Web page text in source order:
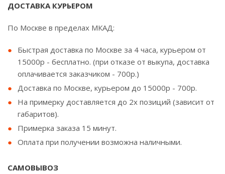
ДОСТАВКА КУРЬЕРОМ
По Москве в пределах МКАД:
Быстрая доставка по Москве за 4 часа, курьером от
15000р - бесплатно. (при отказе от выкупа, доставка
оплачивается заказчиком - 700р.)
Доставка по Москве, курьером до 15000р - 700р.
На примерку доставляется до 2х позиций (зависит от
габаритов).
Примерка заказа 15 минут.
Оплата при получении возможна наличными.
САМОВЫВОЗ